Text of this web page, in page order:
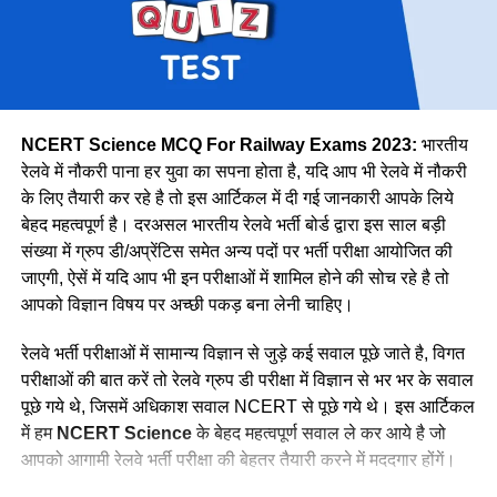
वे कहती है कि उनके इस काम को लेकर कई लोग ताने सुनाते है लेकिन वे
लोगों की बातों पर ध्यान नहीं देती है और अपना काम पूरे मन से करती है।
नीलम मानती है कि महिलाओ को हर क्षेत्र में आना चाहिए। क्योंकि महिला
पुरुष से बेहतर काम कर सकती है।
1069
18383
उत्तर
38967
उत्तर पश्चिमी
15207
दक्षिण मध्य
16947
दक्षिण पूर्व मध्य
8025
दक्षिण पूर्व
17661
दक्षिण
22357
दक्षिण पश्चिम
6581
पश्चिम मध्य
11636
पश्चिम
30667
NCERT Science MCQ For Railway Exams 2023: भारतीय
रेलवे में नौकरी पाना हर युवा का सपना होता है, यदि आप भी रेलवे में नौकरी
के लिए तैयारी कर रहे है तो इस आर्टिकल में दी गई जानकारी आपके लिये
बेहद महत्वपूर्ण है। दरअसल भारतीय रेलवे भर्ती बोर्ड द्वारा इस साल बड़ी
संख्या में ग्रुप डी/अप्रेंटिस समेत अन्य पदों पर भर्ती परीक्षा आयोजित की
जाएगी, ऐसें में यदि आप भी इन परीक्षाओं में शामिल होने की सोच रहे है तो
आपको विज्ञान विषय पर अच्छी पकड़ बना लेनी चाहिए।
रेलवे भर्ती परीक्षाओं में सामान्य विज्ञान से जुड़े कई सवाल पूछे जाते है, विगत
परीक्षाओं की बात करें तो रेलवे ग्रुप डी परीक्षा में विज्ञान से भर भर के सवाल
पूछे गये थे, जिसमें अधिकाश सवाल NCERT से पूछे गये थे। इस आर्टिकल
में हम NCERT Scienceके बेहद महत्वपूर्ण सवाल ले कर आये है जो
आपको आगामी रेलवे भर्ती परीक्षा की बेहतर तैयारी करने में मददगार होंगें।